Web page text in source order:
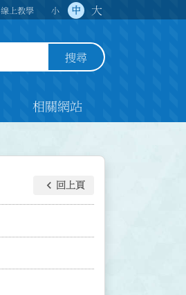
線上教學 小 中 大
搜尋
相關網站
keyboard_arrow_left 回上頁